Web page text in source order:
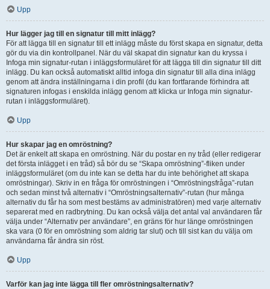
Upp
Hur lägger jag till en signatur till mitt inlägg?
För att lägga till en signatur till ett inlägg måste du först skapa en signatur, detta
gör du via din kontrollpanel. När du väl skapat din signatur kan du kryssa i
Infoga min signatur-rutan i inläggsformuläret för att lägga till din signatur till ditt
inlägg. Du kan också automatiskt alltid infoga din signatur till alla dina inlägg
genom att ändra inställningarna i din profil (du kan fortfarande förhindra att
signaturen infogas i enskilda inlägg genom att klicka ur Infoga min signatur-
rutan i inläggsformuläret).
Upp
Hur skapar jag en omröstning?
Det är enkelt att skapa en omröstning. När du postar en ny tråd (eller redigerar
det första inlägget i en tråd) så bör du se “Skapa omröstning”-fliken under
inläggsformuläret (om du inte kan se detta har du inte behörighet att skapa
omröstningar). Skriv in en fråga för omröstningen i “Omröstningsfråga”-rutan
och sedan minst två alternativ i “Omröstningsalternativ”-rutan (hur många
alternativ du får ha som mest bestäms av administratören) med varje alternativ
separerat med en radbrytning. Du kan också välja det antal val användaren får
välja under “Alternativ per användare”, en gräns för hur länge omröstningen
ska vara (0 för en omröstning som aldrig tar slut) och till sist kan du välja om
användarna får ändra sin röst.
Upp
Varför kan jag inte lägga till fler omröstningsalternativ?